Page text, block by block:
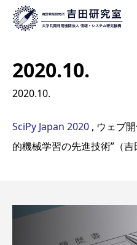
2020.10.
2020.10.
SciPy Japan 2020 , ウェブ
的機械学習の先進技術”（吉